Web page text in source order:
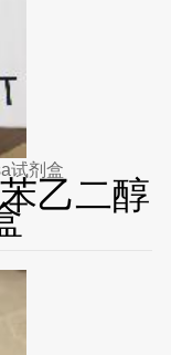
试剂盒
乙二醇